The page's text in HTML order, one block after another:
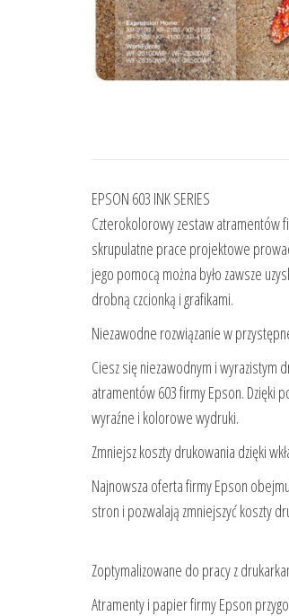
EPSON 603 INK SERIES
Czterokolorowy zestaw atramentów
skrupulatne prace projektowe
jego pomocą można było zawsze
drobną czcionką i grafikami.
Niezawodne rozwiązanie w
Ciesz się niezawodnym i wyrazistym
atramentów 603 firmy Epson. Dzięki
wyraźne i kolorowe wydruki.
Zmniejsz koszty drukowania dzięki
Najnowsza oferta firmy Epson
stron i pozwalają zmniejszyć koszty
Zoptymalizowane do pracy z
Atramenty i papier firmy Epson